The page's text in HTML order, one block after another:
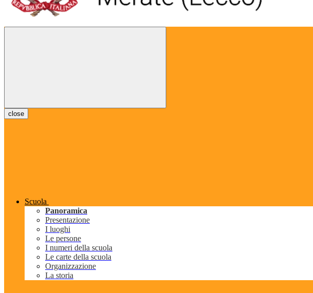
close
Scuola
Panoramica
Presentazione
I luoghi
Le persone
I numeri della scuola
Le carte della scuola
Organizzazione
La storia